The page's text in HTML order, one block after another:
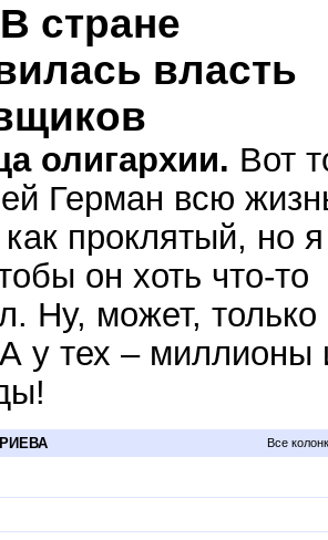
В стране
власть
олигархии. Вот
Герман всю
как проклятый, но
он хоть что-то
Ну, может, только
у тех – миллионы
Все